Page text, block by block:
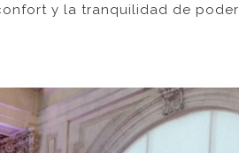
y la tranquilidad de poder